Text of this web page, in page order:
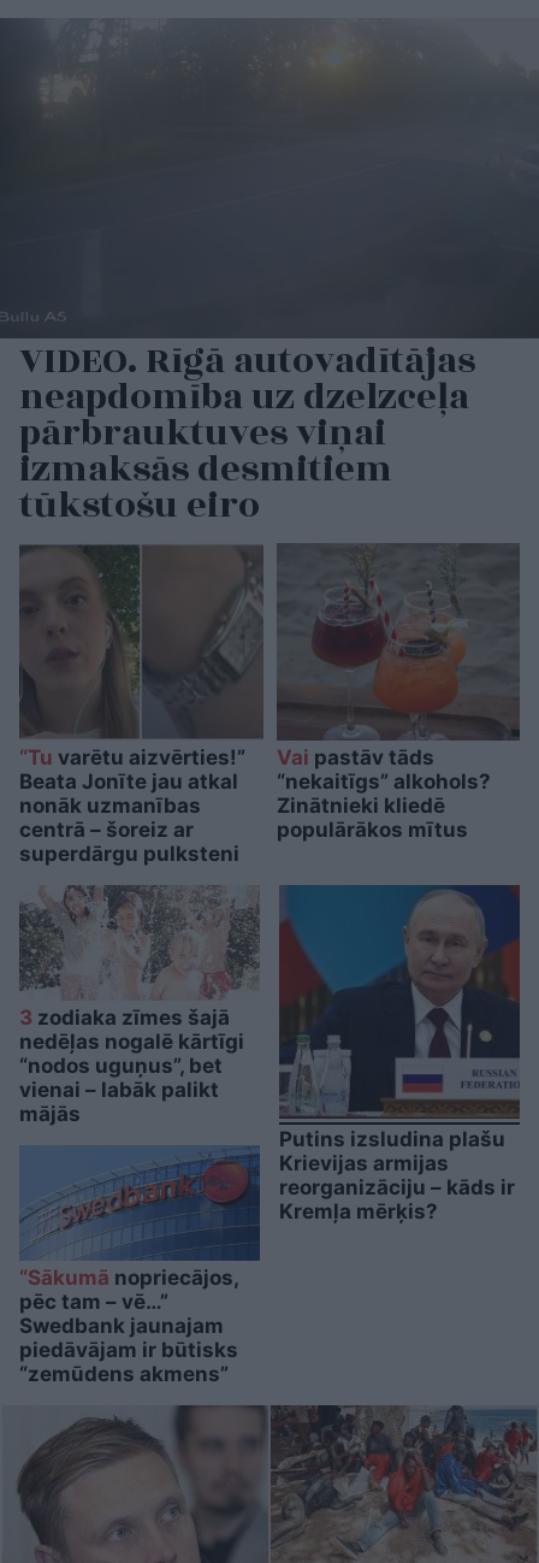
VIDEO. Rīgā autovadītājas
neapdomība uz dzelzceļa
pārbrauktuves viņai
izmaksās desmitiem
tūkstošu eiro
“Tu varētu aizvērties!”
Beata Jonīte jau atkal
nonāk uzmanības
centrā – šoreiz ar
superdārgu pulksteni
Vai pastāv tāds
“nekaitīgs” alkohols?
Zinātnieki kliedē
populārākos mītus
3 zodiaka zīmes šajā
nedēļas nogalē kārtīgi
“nodos uguņus”, bet
vienai – labāk palikt
mājās
“Sākumā nopriecājos,
pēc tam – vē…”
Swedbank jaunajam
piedāvājam ir būtisks
“zemūdens akmens”
Putins izsludina plašu
Krievijas armijas
reorganizāciju – kāds ir
Kremļa mērķis?